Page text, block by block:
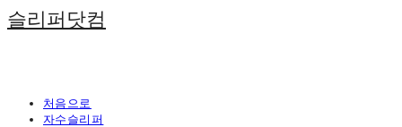
슬리퍼닷컴
처음으로
자수슬리퍼